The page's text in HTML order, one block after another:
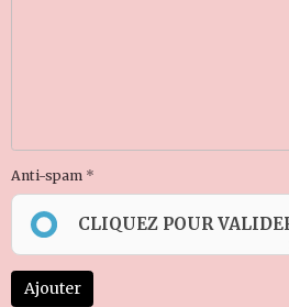
Anti-spam
CLIQUEZ POUR
Ajouter